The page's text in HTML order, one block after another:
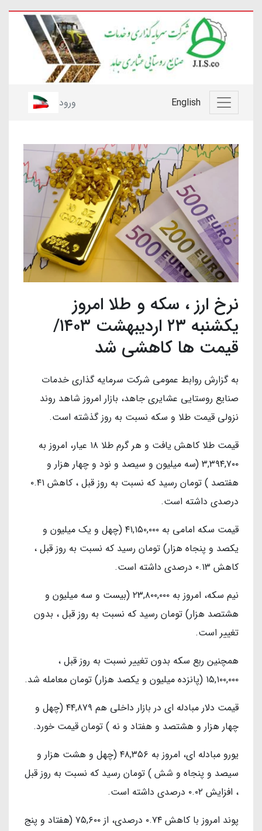
English ورود
نرخ ارز ، سکه و طلا امروز
یکشنبه ۲۳ اردیبهشت ۱۴۰۳/
قیمت ها کاهشی شد
به گزارش روابط عمومی شرکت سرمایه گذاری خدمات
صنایع روستایی عشایری جاهد، بازار امروز شاهد روند
نزولی قیمت طلا و سکه نسبت به روز گذشته است.
قیمت طلا کاهش یافت و هر گرم طلا ۱۸ عیار، امروز به
۳,۳۹۴,۷۰۰ (سه میلیون و سیصد و نود و چهار هزار و
هفتصد ) تومان رسید که نسبت به روز قبل ، کاهش ۰.۴۱
درصدی داشته است.
قیمت سکه امامی به ۴۱,۱۵۰,۰۰۰ (چهل و یک میلیون و
یکصد و پنجاه هزار) تومان رسید که نسبت به روز قبل ،
کاهش ۰.۱۳ درصدی داشته است.
نیم سکه، امروز به ۲۳,۸۰۰,۰۰۰ (بیست و سه میلیون و
هشتصد هزار) تومان رسید که نسبت به روز قبل ، بدون
تغییر است.
همچنین ربع سکه بدون تغییر نسبت به روز قبل ،
۱۵,۱۰۰,۰۰۰ (پانزده میلیون و یکصد هزار) تومان معامله شد.
قیمت دلار مبادله ای در بازار داخلی هم ۴۴,۸۷۹ (چهل و
چهار هزار و هشتصد و هفتاد و نه ) تومان قیمت خورد.
یورو مبادله ای، امروز به ۴۸,۳۵۶ (چهل و هشت هزار و
سیصد و پنجاه و شش ) تومان رسید که نسبت به روز قبل
، افزایش ۰.۰۲ درصدی داشته است.
پوند امروز با کاهش ۰.۷۴ درصدی، از ۷۵,۶۰۰ (هفتاد و پنج